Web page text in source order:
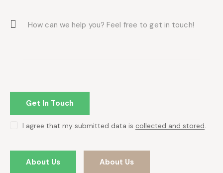
I agree that my submitted data iscollected and stored.
About Us About Us